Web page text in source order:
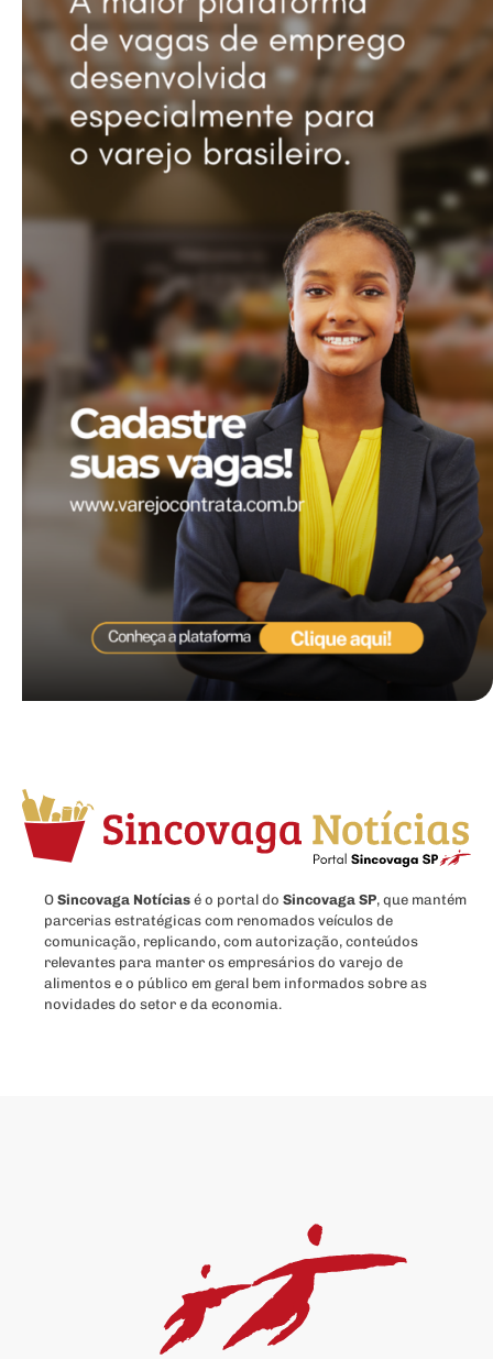
O Sincovaga Notícias é o portal do Sincovaga SP, que mantém
parcerias estratégicas com renomados veículos de
comunicação, replicando, com autorização, conteúdos
relevantes para manter os empresários do varejo de
alimentos e o público em geral bem informados sobre as
novidades do setor e da economia.